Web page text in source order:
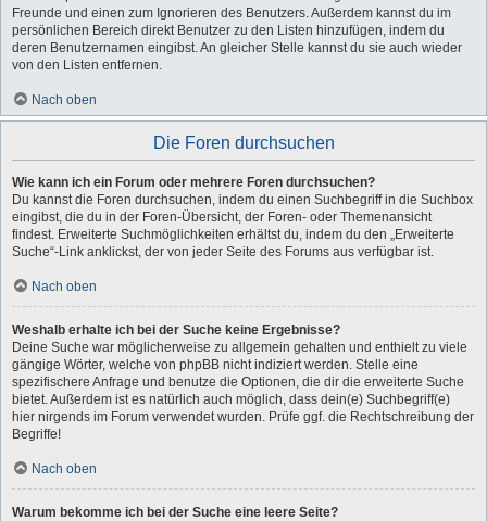
Freunde und einen zum Ignorieren des Benutzers. Außerdem kannst du im
persönlichen Bereich direkt Benutzer zu den Listen hinzufügen, indem du
deren Benutzernamen eingibst. An gleicher Stelle kannst du sie auch wieder
von den Listen entfernen.
Nach oben
Die Foren durchsuchen
Wie kann ich ein Forum oder mehrere Foren durchsuchen?
Du kannst die Foren durchsuchen, indem du einen Suchbegriff in die Suchbox
eingibst, die du in der Foren-Übersicht, der Foren- oder Themenansicht
findest. Erweiterte Suchmöglichkeiten erhältst du, indem du den „Erweiterte
Suche“-Link anklickst, der von jeder Seite des Forums aus verfügbar ist.
Nach oben
Weshalb erhalte ich bei der Suche keine Ergebnisse?
Deine Suche war möglicherweise zu allgemein gehalten und enthielt zu viele
gängige Wörter, welche von phpBB nicht indiziert werden. Stelle eine
spezifischere Anfrage und benutze die Optionen, die dir die erweiterte Suche
bietet. Außerdem ist es natürlich auch möglich, dass dein(e) Suchbegriff(e)
hier nirgends im Forum verwendet wurden. Prüfe ggf. die Rechtschreibung der
Begriffe!
Nach oben
Warum bekomme ich bei der Suche eine leere Seite?